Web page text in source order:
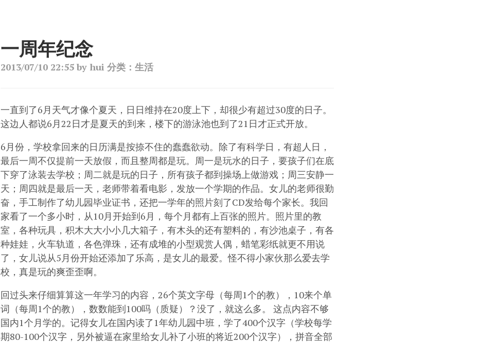
一周年纪念
2013/07/10 22:55 by hui 分类：生活
一直到了6月天气才像个夏天，日日维持在20度上下，却很少有超过30度的日子。
这边人都说6月22日才是夏天的到来，楼下的游泳池也到了21日才正式开放。
6月份，学校拿回来的日历满是按捺不住的蠢蠢欲动。除了有科学日，有超人日，
最后一周不仅提前一天放假，而且整周都是玩。周一是玩水的日子，要孩子们在底
下穿了泳装去学校；周二就是玩的日子，所有孩子都到操场上做游戏；周三安静一
天；周四就是最后一天，老师带着看电影，发放一个学期的作品。女儿的老师很勤
奋，手工制作了幼儿园毕业证书，还把一学年的照片刻了CD发给每个家长。我回
家看了一个多小时，从10月开始到6月，每个月都有上百张的照片。照片里的教
室，各种玩具，积木大大小小几大箱子，有木头的还有塑料的，有沙池桌子，有各
种娃娃，火车轨道，各色弹珠，还有成堆的小型观赏人偶，蜡笔彩纸就更不用说
了，女儿说从5月份开始还添加了乐高，是女儿的最爱。怪不得小家伙那么爱去学
校，真是玩的爽歪歪啊。
回过头来仔细算算这一年学习的内容，26个英文字母（每周1个的教），10来个单
词（每周1个的教），数数能到100吗（质疑）？没了，就这么多。 这点内容不够
国内1个月学的。记得女儿在国内读了1年幼儿园中班，学了400个汉字（学校每学
期80-100个汉字，另外被逼在家里给女儿补了小班的将近200个汉字），拼音全部